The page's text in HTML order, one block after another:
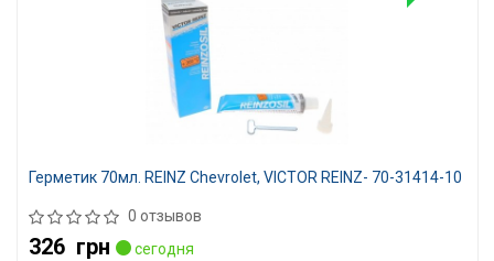
Герметик 70мл. REINZ Chevrolet, VICTOR REINZ- 70-31414-10
0 отзывов
326 грн
сегодня